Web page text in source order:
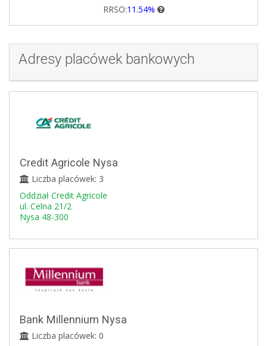
RRSO:11.54%
Adresy placówek bankowych
Credit Agricole Nysa
Liczba placówek: 3
Oddział Credit Agricole
ul. Celna 21/2
Nysa 48-300
Bank Millennium Nysa
Liczba placówek: 0